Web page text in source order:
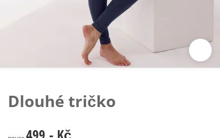
Dlouhé tričko
499,- Kč